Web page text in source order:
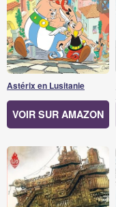
Astérix en Lusitanie
VOIR SUR AMAZON